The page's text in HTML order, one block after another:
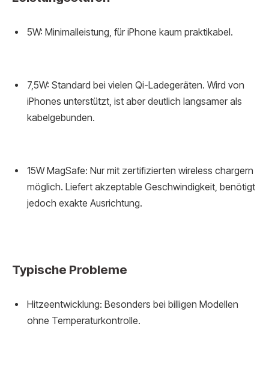
5W: Minimalleistung, für iPhone kaum praktikabel.
7,5W: Standard bei vielen Qi-Ladegeräten. Wird von
iPhones unterstützt, ist aber deutlich langsamer als
kabelgebunden.
15W MagSafe: Nur mit zertifizierten wireless chargern
möglich. Liefert akzeptable Geschwindigkeit, benötigt
jedoch exakte Ausrichtung.
Typische Probleme
Hitzeentwicklung: Besonders bei billigen Modellen
ohne Temperaturkontrolle.